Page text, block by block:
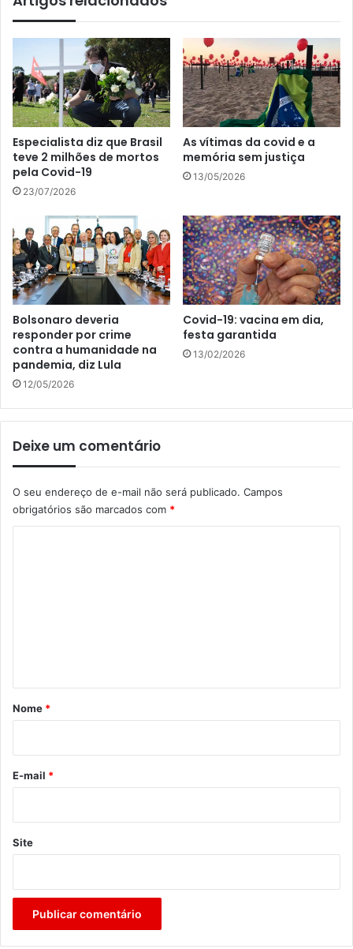
Especialista diz que Brasil
teve 2 milhões de mortos
pela Covid-19
23/07/2026
As vítimas da covid e a
memória sem justiça
13/05/2026
Bolsonaro deveria
responder por crime
contra a humanidade na
pandemia, diz Lula
12/05/2026
Covid-19: vacina em dia,
festa garantida
13/02/2026
Deixe um comentário
O seu endereço de e-mail não será publicado. Campos
obrigatórios são marcados com *
r
*
Nome *
E-mail *
Site